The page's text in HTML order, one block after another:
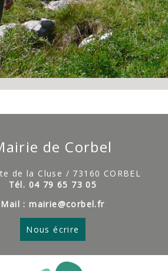
de Corbel
de la Cluse / 73160 CORBEL
Tél. 04 79 65 73 05
Mail : mairie@corbel.fr
Nous écrire